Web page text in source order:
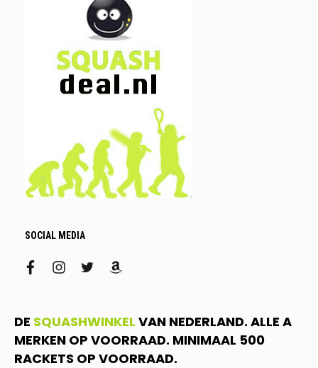
SOCIAL MEDIA
facebookinstagram
twitteramazon
DE SQUASHWINKEL VAN NEDERLAND. ALLE A
MERKEN OP VOORRAAD. MINIMAAL 500
RACKETS OP VOORRAAD.